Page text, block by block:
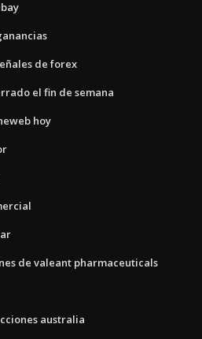
de forex
el fin de semana
hoy
de valeant pharmaceuticals
australia